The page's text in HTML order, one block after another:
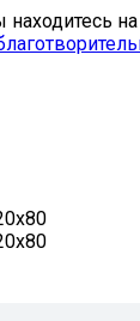
находитесь